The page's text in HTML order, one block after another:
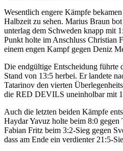
Wesentlich engere Kämpfe
Halbzeit zu sehen. Marius Braun
unterlag dem Schweden knapp mit
Punkt holte im Anschluss Christian
einem engen Kampf gegen Deniz
Die endgültige Entscheidung führte
Stand von 13:5 herbei. Er landete
Tatarinov den vierten
die RED DEVILS uneinholbar mit
Auch die letzten beiden Kämpfe
Haydar Yavuz holte beim 8:0 gegen
Fabian Fritz beim 3:2-Sieg gegen
dass am Ende ein verdienter 21:5-